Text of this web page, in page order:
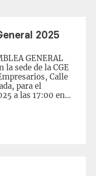
2025
GENERAL
la sede de la CGE
Calle
para el
a las 17:00 en
o por
el link a